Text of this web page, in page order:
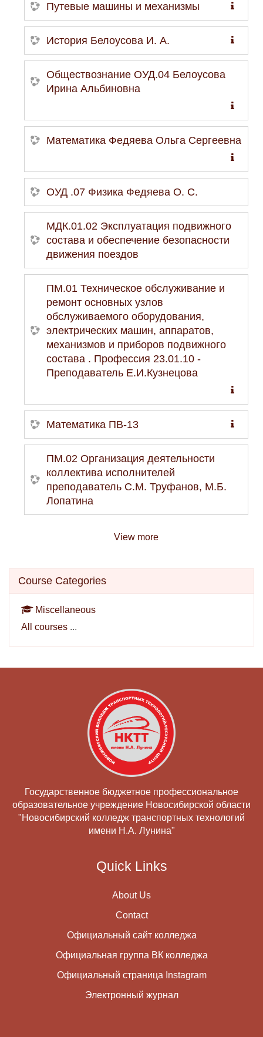
Путевые машины и механизмы
История Белоусова И. А.
Обществознание ОУД.04 Белоусова
Ирина Альбиновна
Математика Федяева Ольга Сергеевна
ОУД .07 Физика Федяева О. С.
МДК.01.02 Эксплуатация подвижного
состава и обеспечение безопасности
движения поездов
ПМ.01 Техническое обслуживание и
ремонт основных узлов
обслуживаемого оборудования,
электрических машин, аппаратов,
механизмов и приборов подвижного
состава . Профессия 23.01.10 -
Преподаватель Е.И.Кузнецова
Математика ПВ-13
ПМ.02 Организация деятельности
коллектива исполнителей
преподаватель С.М. Труфанов, М.Б.
Лопатина
View more
Skip Course categories
Course Categories
Miscellaneous
All courses ...
Государственное бюджетное профессиональное
образовательное учреждение Новосибирской области
"Новосибирский колледж транспортных технологий
имени Н.А. Лунина"
Quick Links
About Us
Contact
Официальный сайт колледжа
Официальная группа ВК колледжа
Официальный страница Instagram
Электронный журнал